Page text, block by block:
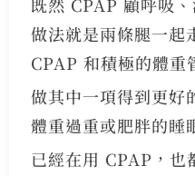
既然 CPAP 顧呼吸
做法就是兩條腿一起
CPAP 和積極的體重
做其中一項得到更好
體重過重或肥胖的睡
已經在用 CPAP，也